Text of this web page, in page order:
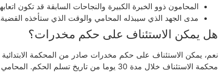
المحامون ذوو الخبرة الكبيرة والنجاحات السابقة قد تكون
مدى الجهد الذي سيبذله المحامي والوقت الذي ستأخذه
هل يمكن الاستئناف على حكم مخدرات؟
نعم، يمكن الاستئناف على حكم مخدرات صادر من المحكمة
محكمة الاستئناف خلال مدة 30 يوما من تاريخ تسلم الحكم. المحامي المتخصص ضروري في هذه المرحلة لصياغة لائحة الاستئناف بشكل قانوني سليم.